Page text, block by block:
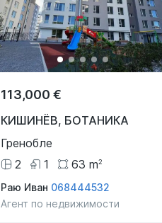
113,000 €
КИШИНЁВ, БОТАНИКА
Греноблe
2
1 63 m2
Раю Иван 068444532
Агент по недвижимости